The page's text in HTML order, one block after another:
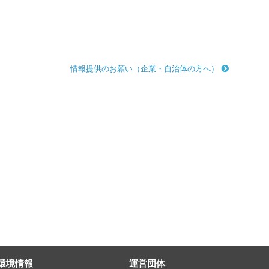
情報提供のお願い（企業・自治体の方へ）
境情報 運営団体